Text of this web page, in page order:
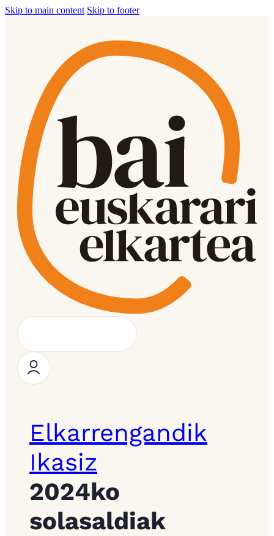
Skip to main content Skip to footer
Elkarrengandik
Ikasiz
2024ko
solasaldiak